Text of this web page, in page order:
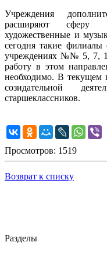
Учреждения
расширяют сферу
художественные и
сегодня такие филиалы
учреждениях №№ 5, 7,
работу в этом
необходимо. В текущем
созидательной
старшеклассников.
Просмотров: 1519
Возврат к списку
Разделы